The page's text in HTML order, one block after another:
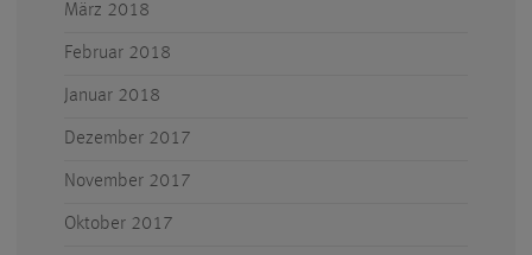
März 2018
Februar 2018
Januar 2018
Dezember 2017
November 2017
Oktober 2017